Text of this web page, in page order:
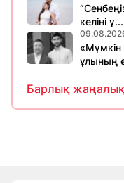
келіні ү...
ұлының
Барлық